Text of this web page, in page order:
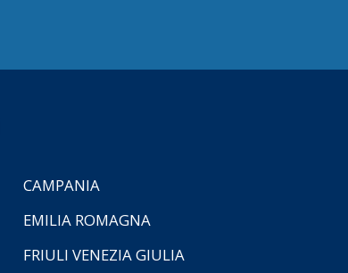
CAMPANIA
EMILIA ROMAGNA
FRIULI VENEZIA GIULIA